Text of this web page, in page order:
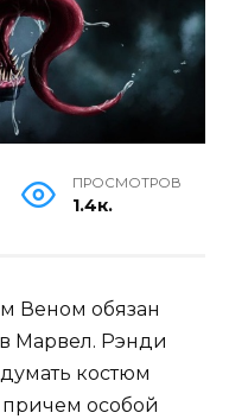
ПРОСМОТРОВ
1.4к.
Веном обязан
Марвел. Рэнди
костюм
особой